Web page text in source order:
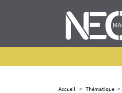
Accueil > Thématique >